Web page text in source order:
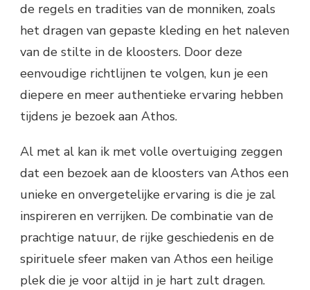
de regels en tradities van de monniken, zoals
het dragen van gepaste kleding en het naleven
van de stilte in de kloosters. Door deze
eenvoudige richtlijnen te volgen, kun je een
diepere en meer authentieke ervaring hebben
tijdens je bezoek aan Athos.
Al met al kan ik met volle overtuiging zeggen
dat een bezoek aan de kloosters van Athos een
unieke en onvergetelijke ervaring is die je zal
inspireren en verrijken. De combinatie van de
prachtige natuur, de rijke geschiedenis en de
spirituele sfeer maken van Athos een heilige
plek die je voor altijd in je hart zult dragen.